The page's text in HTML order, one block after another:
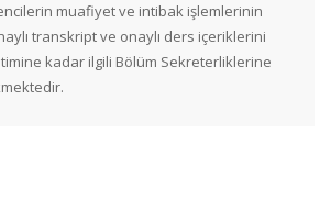
muafiyet ve intibak işlemlerinin
transkript ve onaylı ders içeriklerini
kadar ilgili Bölüm Sekreterliklerine
Üyemize Patent Başvurusu Ödülü